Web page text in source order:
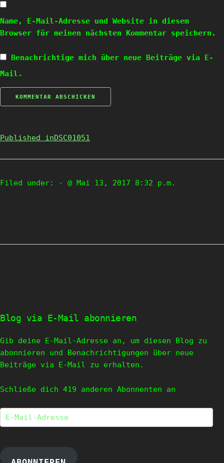
Name, E-Mail-Adresse und Website in diesem
Browser für meinen nächsten Kommentar speichern.
Benachrichtige mich über neue Beiträge via E-
Mail.
Published inDSC01051
Filed under: - @ Mai 13, 2017 8:32 p.m.
Blog via E-Mail abonnieren
Gib deine E-Mail-Adresse an, um diesen Blog zu
abonnieren und Benachrichtigungen über neue
Beiträge via E-Mail zu erhalten.
Schließe dich 419 anderen Abonnenten an
E-
Mail-